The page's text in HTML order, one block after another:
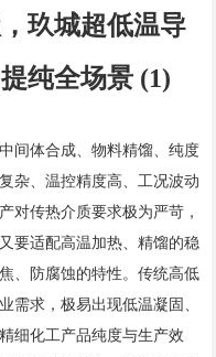
玖城超低温导
纯全场景 (1)
间体合成、物料精馏、纯度
杂、温控精度高、工况波动
对传热介质要求极为严苛，
要适配高温加热、精馏的稳
、防腐蚀的特性。传统高低
需求，极易出现低温凝固、
细化工产品纯度与生产效